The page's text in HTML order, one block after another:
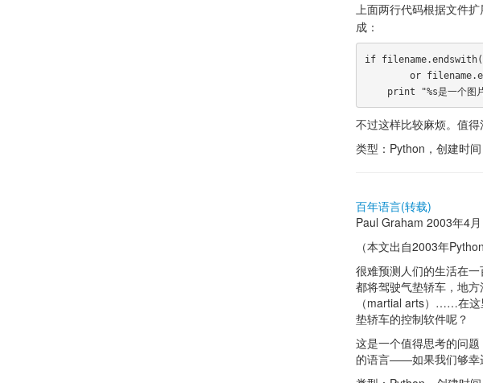
上面两行代码根据文件
成：
if
不过这样比较麻烦。值
类型：Python，创建时
百年语言(转载)
Paul Graham 2003年4月
（本文出自2003年
很难预测人们的生活在
都将驾驶气垫轿车，地
（martial arts）……在这
垫轿车的控制软件呢？
这是一个值得思考的问
的语言——如果我们够幸